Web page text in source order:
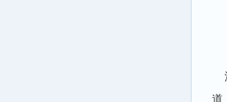
道